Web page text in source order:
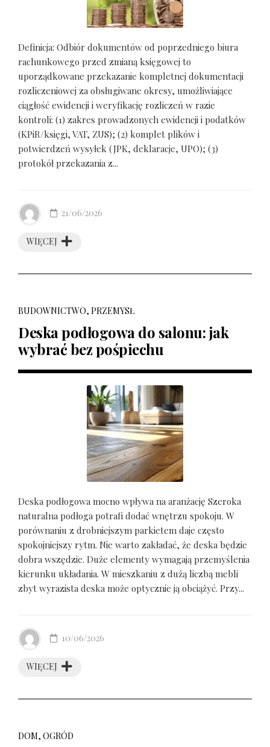
Definicja: Odbiór dokumentów od poprzedniego biura
rachunkowego przed zmianą księgowej to
uporządkowane przekazanie kompletnej dokumentacji
rozliczeniowej za obsługiwane okresy, umożliwiające
ciągłość ewidencji i weryfikację rozliczeń w razie
kontroli: (1) zakres prowadzonych ewidencji i podatków
(KPiR/księgi, VAT, ZUS); (2) komplet plików i
potwierdzeń wysyłek (JPK, deklaracje, UPO); (3)
protokół przekazania z...
WIĘCEJ
21/06/2026
BUDOWNICTWO, PRZEMYSŁ
Deska podłogowa do salonu: jak
wybrać bez pośpiechu
Deska podłogowa mocno wpływa na aranżację Szeroka
naturalna podłoga potrafi dodać wnętrzu spokoju. W
porównaniu z drobniejszym parkietem daje często
spokojniejszy rytm. Nie warto zakładać, że deska będzie
dobra wszędzie. Duże elementy wymagają przemyślenia
kierunku układania. W mieszkaniu z dużą liczbą mebli
zbyt wyrazista deska może optycznie ją obciążyć. Przy...
WIĘCEJ
10/06/2026
DOM, OGRÓD